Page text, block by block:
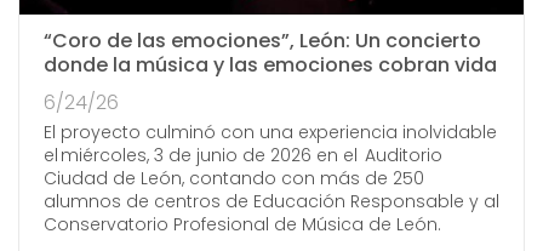
“Coro de las emociones”, León: Un concierto
donde la música y las emociones cobran vida
6/24/26
El proyecto culminó con una experiencia inolvidable
el miércoles, 3 de junio de 2026 en el Auditorio
Ciudad de León, contando con más de 250
alumnos de centros de Educación Responsable y al
Conservatorio Profesional de Música de León.